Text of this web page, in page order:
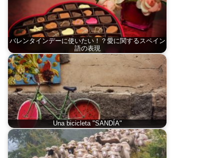
バレンタインデーに使いたい！？愛に関するスペイン
語の表現
Una bicicleta "SANDÍA"